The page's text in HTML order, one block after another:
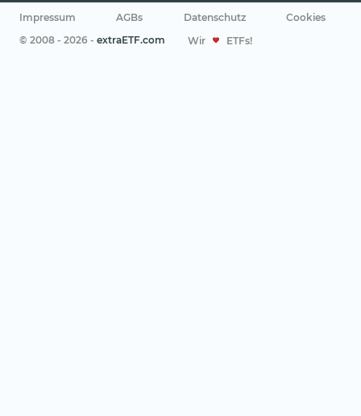
Impressum AGBs Datenschutz
Cookies
© 2008 - 2026 - extraETF.com Wir ETFs!